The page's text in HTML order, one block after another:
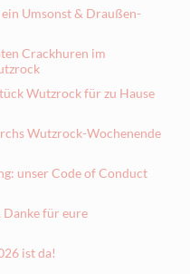
Umsonst & Draußen-
Crackhuren im
Wutzrock für zu Hause
Wutzrock-Wochenende
unser Code of Conduct
für eure
ist da!